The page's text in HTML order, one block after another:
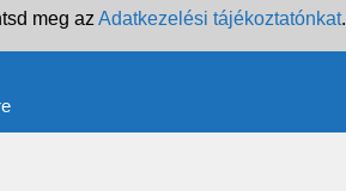
meg az Adatkezelési tájékoztatónkat.